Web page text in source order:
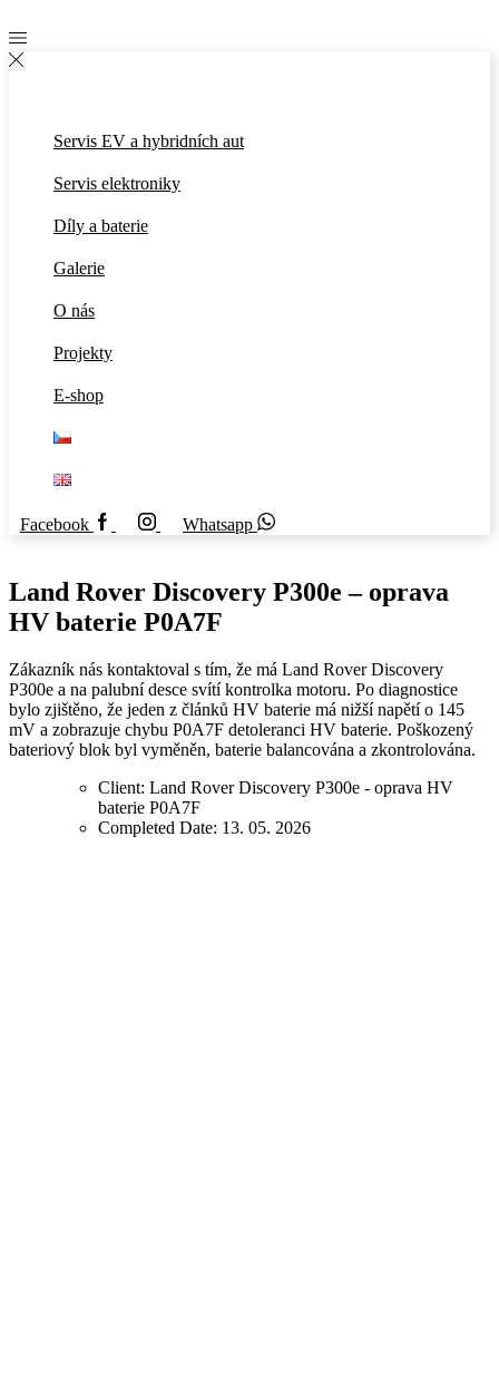
Servis EV a hybridních aut
Servis elektroniky
Díly a baterie
Galerie
O nás
Projekty
E-shop
Facebook Whatsapp
Land Rover Discovery P300e – oprava
HV baterie P0A7F
Zákazník nás kontaktoval s tím, že má Land Rover Discovery
P300e a na palubní desce svítí kontrolka motoru. Po diagnostice
bylo zjištěno, že jeden z článků HV baterie má nižší napětí o 145
mV a zobrazuje chybu P0A7F detoleranci HV baterie. Poškozený
bateriový blok byl vyměněn, baterie balancována a zkontrolována.
Client: Land Rover Discovery P300e - oprava HV
baterie P0A7F
Completed Date: 13. 05. 2026